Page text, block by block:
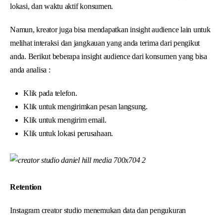
lokasi, dan waktu aktif konsumen.
Namun, kreator juga bisa mendapatkan insight audience lain untuk
melihat interaksi dan jangkauan yang anda terima dari pengikut
anda. Berikut beberapa insight audience dari konsumen yang bisa
anda analisa :
Klik pada telefon.
Klik untuk mengirimkan pesan langsung.
Klik untuk mengirim email.
Klik untuk lokasi perusahaan.
Retention
Instagram creator studio menemukan data dan pengukuran